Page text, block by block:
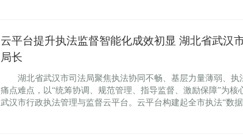
云平台提升执法监督智能化成效初显 湖北省武汉
局长
湖北省武汉市司法局聚焦执法协同不畅、基层力量薄弱、执
痛点难点，以“统筹协调、规范管理、指导监督、激励保障”为核
武汉市行政执法管理与监督云平台。云平台构建起全市执法“数